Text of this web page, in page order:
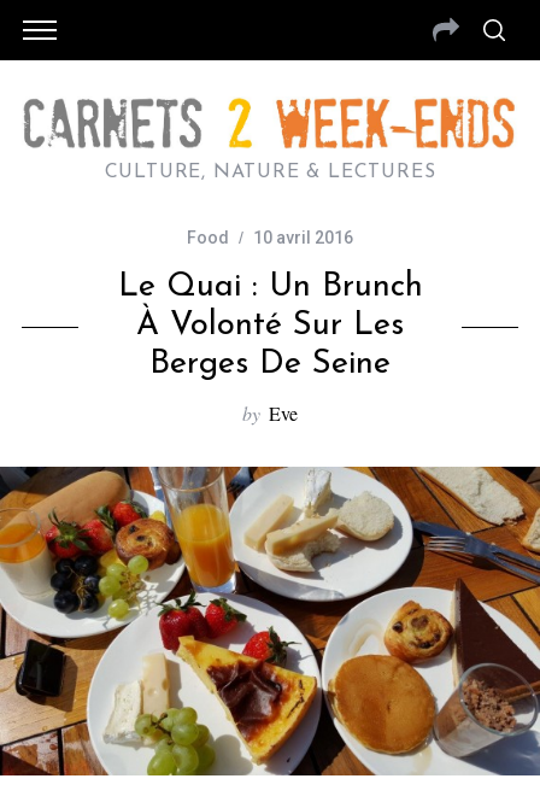
CULTURE, NATURE & LECTURES
Food 10 avril 2016
Le Quai : Un Brunch
À Volonté Sur Les
Berges De Seine
by Eve